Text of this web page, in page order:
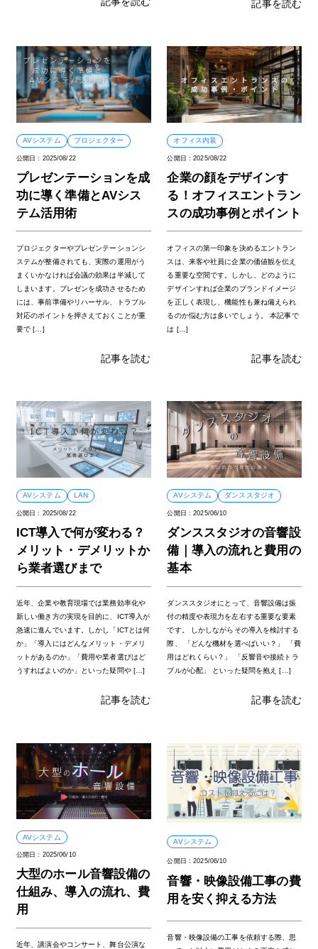
記事を読む
AVシステム プロジェクター
公開日 : 2025/08/22
プレゼンテーションを成
功に導く準備とAVシス
テム活用術
プロジェクターやプレゼンテーションシ
ステムが整備されても、実際の運用がう
まくいかなければ会議の効果は半減して
しまいます。プレゼンを成功させるため
には、事前準備やリハーサル、トラブル
対応のポイントを押さえておくことが重
要で […]
記事を読む
オフィス内装
公開日 :2025/08/22
企業の顔をデザインす
る！オフィスエントラン
スの成功事例とポイント
オフィスの第一印象を決めるエントラン
スは、来客や社員に企業の価値観を伝え
る重要な空間です。しかし、どのように
デザインすれば企業のブランドイメージ
を正しく表現し、機能性も兼ね備えられ
るのか悩む方は多いでしょう。 本記事で
は […]
記事を読む
AVシステム LAN
公開日 : 2025/08/22
ICT導入で何が変わる？
メリット・デメリットか
ら業者選びまで
近年、企業や教育現場では業務効率化や
新しい働き方の実現を目的に、ICT導入が
急速に進んでいます。しかし「ICTとは何
か」「導入にはどんなメリット・デメリ
ットがあるのか」「費用や業者選びはど
うすればよいのか」といった疑問や […]
記事を読む
AVシステム ダンススタジオ
公開日 :2025/06/10
ダンススタジオの音響設
備｜導入の流れと費用の
基本
ダンススタジオにとって、音響設備は振
付の精度や表現力を左右する重要な要素
です。 しかしながらその導入を検討する
際、 「どんな機材を選べばいい？」 「費
用はどれくらい？」 「反響音や接続トラ
ブルが心配」 といった疑問を抱え […]
記事を読む
AVシステム
公開日 : 2025/06/10
大型のホール音響設備の
仕組み、導入の流れ、費
用
近年、講演会やコンサート、舞台公演な
AVシステム
公開日 :2025/06/10
音響・映像設備工事の費
用を安く抑える方法
音響・映像設備の工事を依頼する際、思